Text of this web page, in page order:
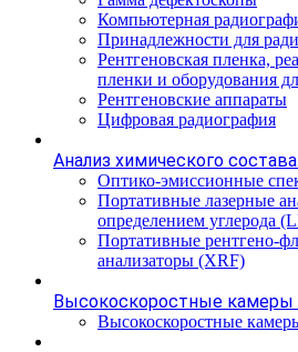
Компьютерная
Принадлежности для
Рентгеновская пленка,
пленки и оборудования
Рентгеновские аппараты
Цифровая радиография
Анализ химического
Оптико-эмиссионные
Портативные лазерные
определением углерода
Портативные рентгено-
анализаторы (XRF)
Высокоскоростные камеры
Высокоскоростные